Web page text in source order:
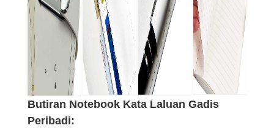
Butiran Notebook Kata Laluan Gadis
Peribadi: